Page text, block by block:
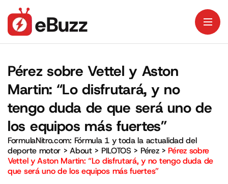
Pérez sobre Vettel y Aston
Martin: “Lo disfrutará, y no
tengo duda de que será uno de
los equipos más fuertes”
FormulaNitro.com: Fórmula 1 y toda la actualidad del
deporte motor >About> PILOTOS > Pérez> Pérez sobre
Vettel y Aston Martin: “Lo disfrutará, y no tengo duda de
que será uno de los equipos más fuertes”